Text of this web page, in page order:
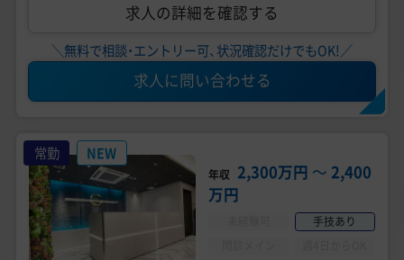
医師採用ご担当者様・その他問い合わせ
求人の詳細を確認する
＼無料で相談・エントリー可、状況確認だけでもOK!／
求人に問い合わせる
常勤 NEW
年収 2,300万円 〜 2,400
万円
手技あり